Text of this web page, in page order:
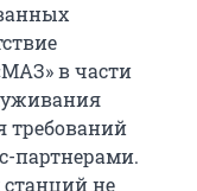
в части
требований
партнерами.
не